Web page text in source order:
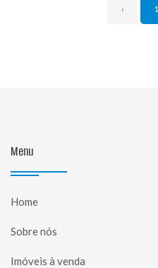
‹ 1
Menu
Home
Sobre nós
Imóveis à venda